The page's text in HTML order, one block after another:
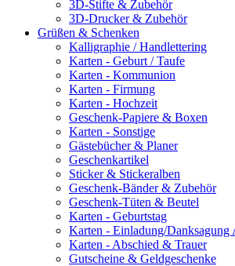
3D-Stifte & Zubehör
3D-Drucker & Zubehör
Grüßen & Schenken
Kalligraphie / Handlettering
Karten - Geburt / Taufe
Karten - Kommunion
Karten - Firmung
Karten - Hochzeit
Geschenk-Papiere & Boxen
Karten - Sonstige
Gästebücher & Planer
Geschenkartikel
Sticker & Stickeralben
Geschenk-Bänder & Zubehör
Geschenk-Tüten & Beutel
Karten - Geburtstag
Karten - Einladung/Danksagung
Karten - Abschied & Trauer
Gutscheine & Geldgeschenke